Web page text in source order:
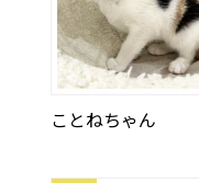
ことねちゃん